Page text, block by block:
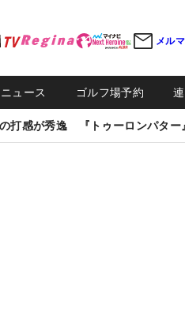
メル
ュース ゴルフ場予約
打感が秀逸 『トゥーロンパター